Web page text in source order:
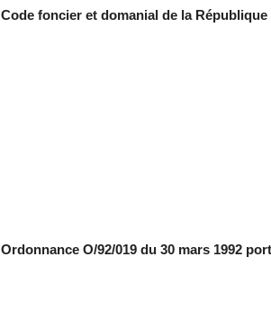
Code foncier et domanial de la République
Ordonnance O/92/019 du 30 mars 1992